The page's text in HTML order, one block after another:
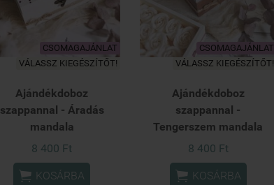
CSOMAGAJÁNLAT
VÁLASSZ KIEGÉSZÍTŐT!
Ajándékdoboz
szappannal - Áradás
mandala
8 400 Ft
 KOSÁRBA
CSOMAGAJÁNLAT
VÁLASSZ KIEGÉSZÍTŐT!
Ajándékdoboz
szappannal -
Tengerszem mandala
8 400 Ft
 KOSÁRBA